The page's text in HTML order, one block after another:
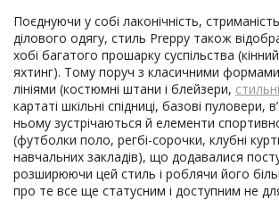
Поєднуючи у собі лаконічність,
ділового одягу, стиль Preppy також
хобі багатого прошарку суспільства
яхтинг). Тому поруч з класичними
лініями (костюмні штани і блейзери,
картаті шкільні спідниці, базові пуловери,
ньому зустрічаються й елементи
(футболки поло, регбі-сорочки, клубні
навчальних закладів), що додавалися
розширюючи цей стиль і роблячи його
про те все ще статусним і доступним не